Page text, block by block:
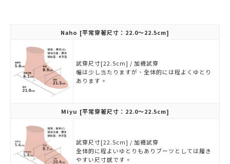
Naho [平常穿著尺寸：22.0～22.5cm]
試穿尺寸[22.5cm] / 加襪試穿
幅は少し当たりますが、全体的には程よくゆとり
あります。
Miyu [平常穿著尺寸：22.0～22.5cm]
試穿尺寸[22.5cm] / 加襪試穿
全体的に程よいゆとりもありブーツとしては履き
やすい尺寸感です。